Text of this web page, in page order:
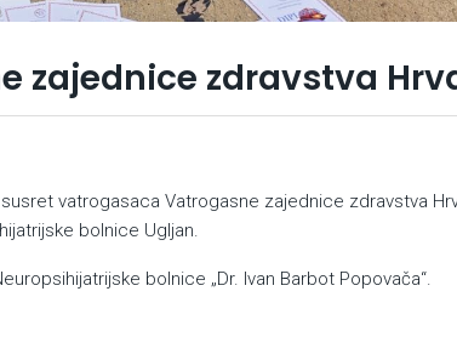
zajednice zdravstva
vatrogasaca Vatrogasne zajednice zdravstva
bolnice Ugljan.
bolnice „Dr. Ivan Barbot Popovača“.